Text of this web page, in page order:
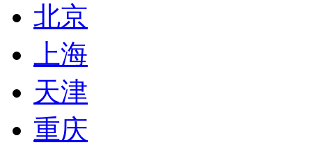
北京
上海
天津
重庆